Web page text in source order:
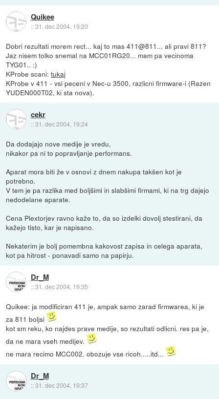
Quikee
::31. dec 2004, 19:20
Dobri rezultati morem rect... kaj to mas 411@811... ali pravi 811?
Jaz nisem tolko snemal na MCC01RG20... mam pa vecinoma
TYG01.. :)
KProbe scani:tukaj
KProbe v 411 - vsi peceni v Nec-u 3500, razlicni firmware-i (Razen
YUDEN000T02, ki sta nova).
cekr
::31. dec 2004, 19:24
Da dodajajo nove medije je vredu,
nikakor pa ni to popravljanje performans.
Aparat mora biti že v osnovi z dnem nakupa takšen kot je
potrebno.
V tem je pa razlika med boljšimi in slabšimi firmami, ki na trg dajejo
nedodelane aparate.
Cena Plextorjev ravno kaže to, da so izdelki dovolj stestirani, da
kažejo tisto, kar je napisano.
Nekaterim je bolj pomembna kakovost zapisa in celega aparata,
kot pa hitrost - ponavadi samo na papirju.
Dr_M
::31. dec 2004, 19:35
Quikee: ja modificiran 411 je, ampak samo zarad firmwarea, ki je
za 811 boljsi
kot sm reku, ko najdes prave medije, so rezultati odlicni. res pa je,
da ne mara vseh medijev.
ne mara recimo MCC002. obozuje vse ricoh.....itd...
Dr_M
::31. dec 2004, 19:37